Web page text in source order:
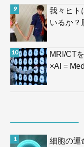
我々ヒト
いるか？
MRI/CT
×AI =
細胞の運